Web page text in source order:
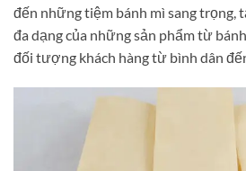
đến những tiệm bánh mì sang trọng,
đa dạng của những sản phẩm từ
đối tượng khách hàng từ bình dân